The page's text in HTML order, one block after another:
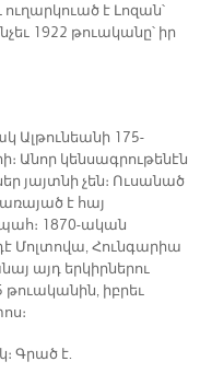
է Լոզան՝
1922 թուականը՝ իր
Ալթունեանի 175-
Անոր կենսագրութենէն
յայտնի չեն։ Ուսանած
է հայ
1870-ական
Մոլտովա, Հունգարիա
այդ երկիրներու
թուականին, իբրեւ
Գրած է.